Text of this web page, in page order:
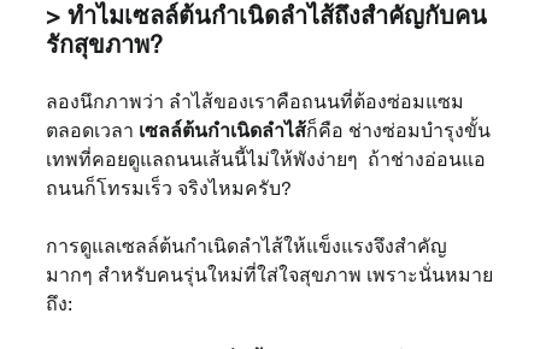
> ทำไมเซลล์ต้นกำเนิดลำไส้ถึงสำคัญกับคน
รักสุขภาพ?
ลองนึกภาพว่า ลำไส้ของเราคือถนนที่ต้องซ่อมแซม
ตลอดเวลา เซลล์ต้นกำเนิดลำไส้ก็คือ ช่างซ่อมบำรุงขั้น
เทพที่คอยดูแลถนนเส้นนี้ไม่ให้พังง่ายๆ  ถ้าช่างอ่อนแอ
ถนนก็โทรมเร็ว จริงไหมครับ?
การดูแลเซลล์ต้นกำเนิดลำไส้ให้แข็งแรงจึงสำคัญ
มากๆ สำหรับคนรุ่นใหม่ที่ใส่ใจสุขภาพ เพราะนั่นหมาย
ถึง: